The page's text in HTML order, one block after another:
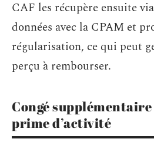
CAF les récupère ensuite
données avec la CPAM et
régularisation, ce qui peut
perçu à rembourser.
Congé
prime d’activité